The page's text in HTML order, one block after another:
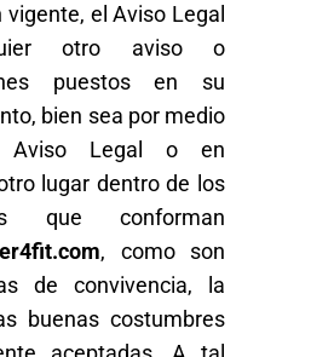
vigente, el Aviso Legal
otro aviso o
puestos en su
bien sea por medio
Legal o en
lugar dentro de los
que conforman
, como son
de convivencia, la
buenas costumbres